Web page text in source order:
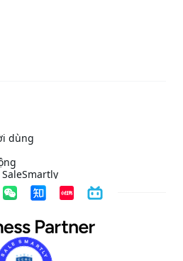
dùng
SDK SaleSmartly